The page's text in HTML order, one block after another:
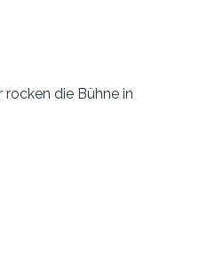
rocken die Bühne in